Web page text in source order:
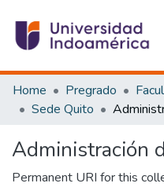
Communities & Collections
All of DSpace
Estadísticas Externas
Home Pregrado
Sede Quito
Administración
Permanent URI for this